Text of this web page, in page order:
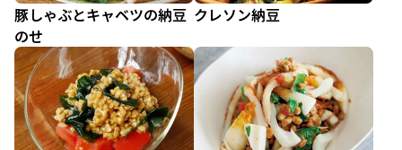
豚しゃぶとキャベツの納豆
のせ
クレソン納豆